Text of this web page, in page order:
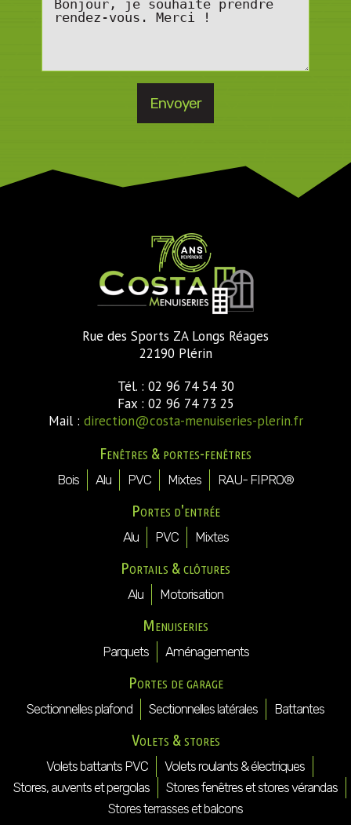
Rue des Sports ZA Longs Réages
22190 Plérin
Tél. : 02 96 74 54 30
Fax : 02 96 74 73 25
Mail : direction@costa-menuiseries-plerin.fr
Fenêtres & portes-fenêtres
Bois Alu PVC Mixtes RAU- FIPRO®
Portes d'entrée
Alu PVC Mixtes
Portails & clôtures
Alu Motorisation
Menuiseries
Parquets Aménagements
Portes de garage
Sectionnelles plafond Sectionnelles latérales Battantes
Volets & stores
Volets battants PVC
Volets roulants & électriques
Stores, auvents et pergolas
Stores fenêtres et stores vérandas
Stores terrasses et balcons